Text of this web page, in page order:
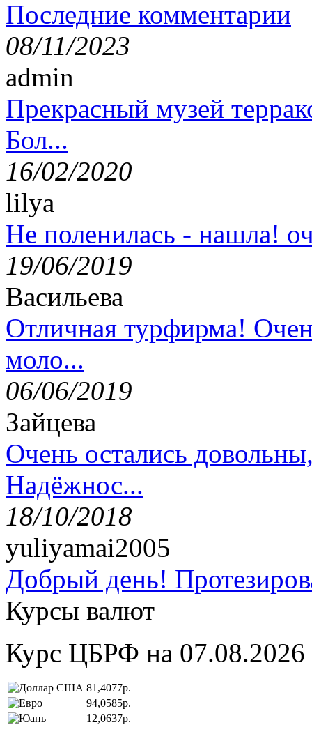
Последние комментарии
08/11/2023
admin
Прекрасный музей
Бол...
16/02/2020
lilya
Не поленилась - нашла!
19/06/2019
Васильева
Отличная турфирма!
моло...
06/06/2019
Зайцева
Очень остались
Надёжнос...
18/10/2018
yuliyamai2005
Добрый день!
Курсы валют
Курс ЦБРФ на 07.08.2026
81,4077р.
94,0585р.
12,0637р.